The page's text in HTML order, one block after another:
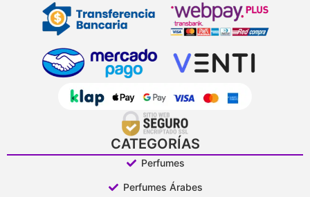
CATEGORÍAS
Perfumes
Perfumes Árabes